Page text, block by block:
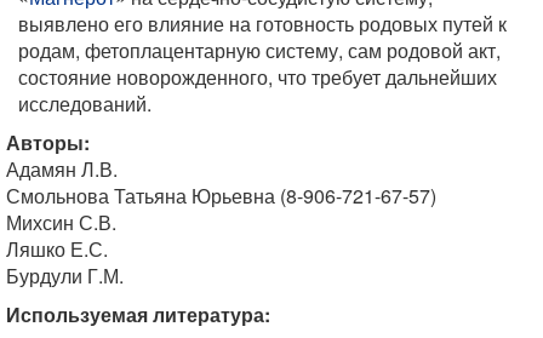
выявлено его влияние на готовность родовых путей к
родам, фетоплацентарную систему, сам родовой акт,
состояние новорожденного, что требует дальнейших
исследований.
Авторы:
Адамян Л.В.
Смольнова Татьяна Юрьевна (8-906-721-67-57)
Михсин С.В.
Ляшко Е.С.
Бурдули Г.М.
Используемая литература: